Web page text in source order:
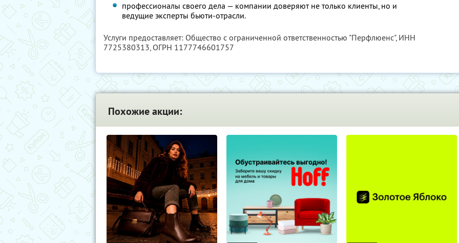
профессионалы своего дела — компании доверяют не только клиенты, но и
ведущие эксперты бьюти-отрасли.
Услуги предоставляет: Общество с ограниченной ответственностью "Перфлюенс", ИНН
7725380313, ОГРН 1177746601757
Похожие акции: